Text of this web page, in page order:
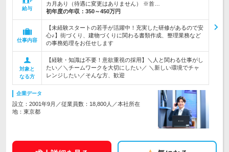
給与
カ月あり（待遇に変更はありません） ※首…
初年度の年収： 350～450万円
仕事内容
【未経験スタートの若手が活躍中！充実した研修があるので安
心♪】街づくり、建物づくりに関わる書類作成、整理業務など
の事務処理をお任せします
対象と
なる方
【経験・知識は不要！意欲重視の採用】＼人と関わる仕事がし
たい／＼チームワークを大切にしたい／ ＼新しい環境でチャ
レンジしたい／そんな方、歓迎
企業データ
設立：2001年9月／従業員数：18,800人／本社所在
地：東京都